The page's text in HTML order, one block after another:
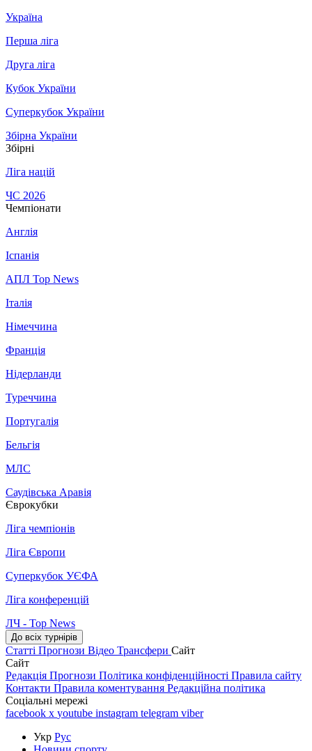
Україна
Перша ліга
Друга ліга
Кубок України
Суперкубок України
Збірна України
Збірні
Ліга націй
ЧС 2026
Чемпіонати
Англія
Іспанія
АПЛ Top News
Італія
Німеччина
Франція
Нідерланди
Туреччина
Португалія
Бельгія
МЛС
Саудівська Аравія
Єврокубки
Ліга чемпіонів
Ліга Європи
Суперкубок УЄФА
Ліга конференцій
ЛЧ - Top News
До всіх турнірів
Статті Прогнози Відео Трансфери Сайт
Сайт
Редакція Прогнози Політика конфіденційності Правила сайту
Контакти Правила коментування Редакційна політика
Соціальні мережі
facebook x youtube instagram telegram viber
Укр Рус